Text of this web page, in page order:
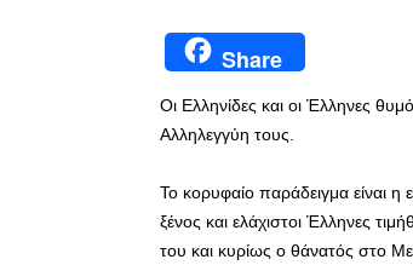
Share
Οι Ελληνίδες και οι Έλληνες
Αλληλεγγύη τους.
Το κορυφαίο παράδειγμα είναι
ξένος και ελάχιστοι Έλληνες
του και κυρίως ο θάνατός στο